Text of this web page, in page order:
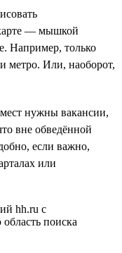
— мышкой
Например, только
метро. Или, наоборот,
нужны вакансии,
вне обведённой
если важно,
или